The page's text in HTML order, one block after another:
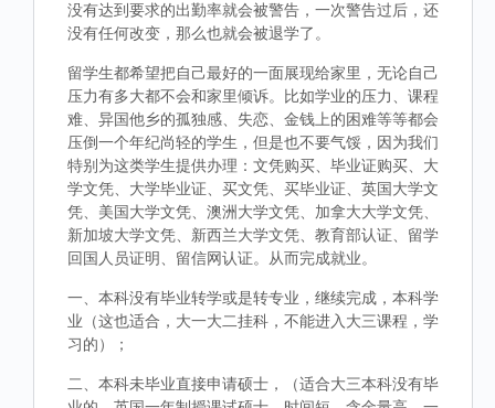
没有达到要求的出勤率就会被警告，一次警告过后，还
没有任何改变，那么也就会被退学了。
留学生都希望把自己最好的一面展现给家里，无论自己
压力有多大都不会和家里倾诉。比如学业的压力、课程
难、异国他乡的孤独感、失恋、金钱上的困难等等都会
压倒一个年纪尚轻的学生，但是也不要气馁，因为我们
特别为这类学生提供办理：文凭购买、毕业证购买、大
学文凭、大学毕业证、买文凭、买毕业证、英国大学文
凭、美国大学文凭、澳洲大学文凭、加拿大大学文凭、
新加坡大学文凭、新西兰大学文凭、教育部认证、留学
回国人员证明、留信网认证。从而完成就业。
一、本科没有毕业转学或是转专业，继续完成，本科学
业（这也适合，大一大二挂科，不能进入大三课程，学
习的）；
二、本科未毕业直接申请硕士，（适合大三本科没有毕